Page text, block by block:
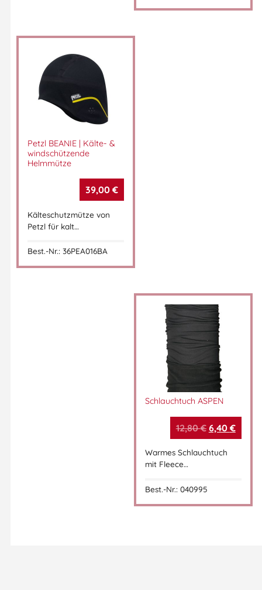
Petzl BEANIE | Kälte- &
windschützende
Helmmütze
39,00 €
Kälteschutzmütze von
Petzl für kalt…
Best.-Nr.: 36PEA016BA
Schlauchtuch ASPEN
12,80€ 6,40 €
Warmes Schlauchtuch
mit Fleece…
Best.-Nr.: 040995